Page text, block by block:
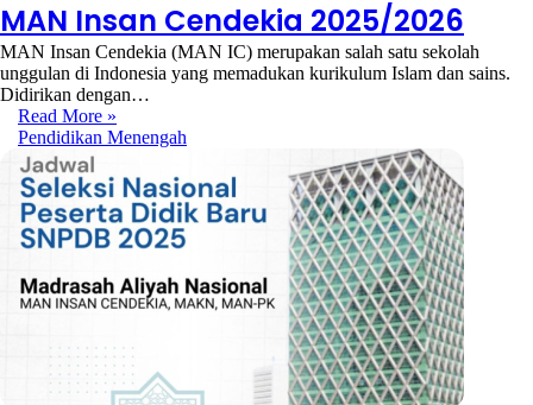
MAN Insan Cendekia 2025/2026
MAN Insan Cendekia (MAN IC) merupakan salah satu sekolah
unggulan di Indonesia yang memadukan kurikulum Islam dan sains.
Didirikan dengan…
Read More »
Pendidikan Menengah